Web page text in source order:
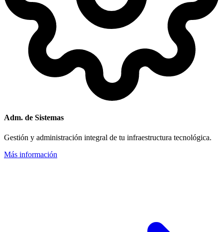
Adm. de Sistemas
Gestión y administración integral de tu infraestructura tecnológica.
Más información